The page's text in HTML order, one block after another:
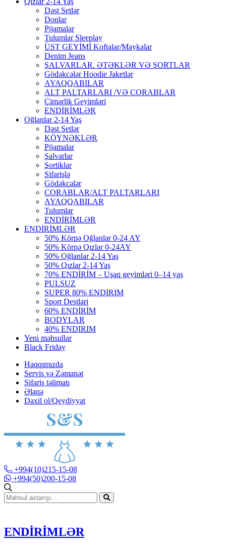
Dəst Setlər
Donlar
Pijamalar
Tulumlar Sleeplay
ÜST GEYİMİ Koftalar/Maykalar
Denim Jeans
ŞALVARLAR. ƏTƏKLƏR VƏ ŞORTLAR
Gödəkcələr Hoodie Jaketlər
AYAQQABILAR
ALT PALTARLARI /VƏ CORABLAR
Çimərlik Geyimləri
ENDİRİMLƏR
Oğlanlar 2-14 Yaş
Dəst Setlər
KÖYNƏKLƏR
Pijamalar
Şalvarlar
Şortiklar
Sifarişlə
Gödəkcələr
CORABLAR/ALT PALTARLARI
AYAQQABILAR
Tulumlar
ENDİRİMLƏR
ENDİRİMLƏR
50% Körpə Oğlanlar 0-24 AY
50% Körpə Qızlar 0-24AY
50% Oğlanlar 2-14 Yaş
50% Qızlar 2-14 Yaş
70% ENDİRİM – Uşaq geyimləri 0–14 yaş
PULSUZ
SUPER 80% ENDIRIM
Sport Destlari
60% ENDİRİM
BODYLAR
40% ENDIRIM
Yeni məhsullar
Black Friday
Haqqımızda
Servis və Zəmanət
Sifariş təlimatı
Əlaqə
Daxil ol/Qeydiyyat
+994(10)215-15-08
+994(50)200-15-08
ENDİRİMLƏR